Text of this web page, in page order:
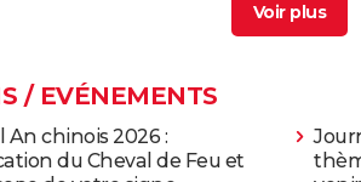
/ EVÉNEMENTS
An chinois 2026 :
du Cheval de Feu et